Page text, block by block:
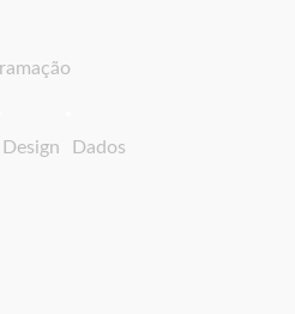
Design Dados